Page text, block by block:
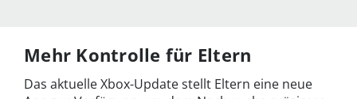
Mehr Kontrolle für Eltern
Das aktuelle Xbox-Update stellt Eltern eine neue